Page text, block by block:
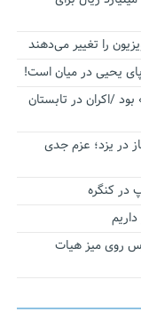
را تغییر می‌دهند
یحیی در میان است!
/اکران در تابستان
در یزد؛ عزم جدی
در کنگره
روی میز هیات